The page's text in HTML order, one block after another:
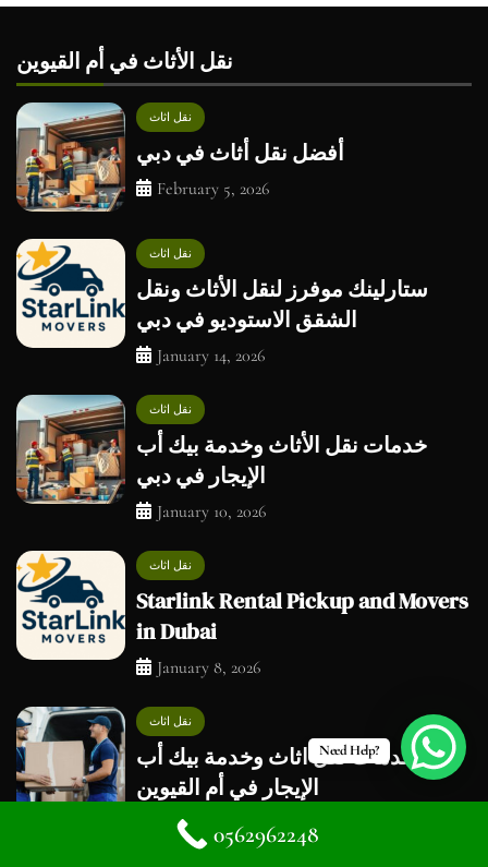
نقل الأثاث في أم القيوين
نقل اثاث
أفضل نقل أثاث في دبي
February 5, 2026
نقل اثاث
ستارلينك موفرز لنقل الأثاث ونقل
الشقق الاستوديو في دبي
January 14, 2026
نقل اثاث
خدمات نقل الأثاث وخدمة بيك أب
الإيجار في دبي
January 10, 2026
نقل اثاث
Starlink Rental Pickup and Movers
in Dubai
January 8, 2026
نقل اثاث
خدمات نقل اثاث وخدمة بيك أب
الإيجار في أم القيوين
January 6, 2026
Need Help?
0562962248